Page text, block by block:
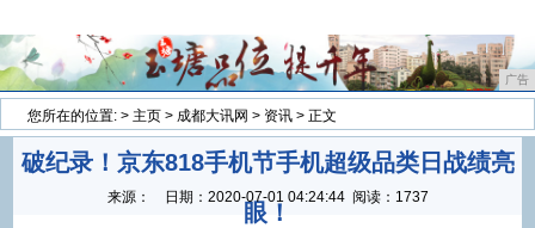
广告
您所在的位置: > 主页 > 成都大讯网 > 资讯 > 正文
破纪录！京东818手机节手机超级品类日战绩亮
眼！
来源： 日期： 2020-07-01 04:24:44 阅读：1737